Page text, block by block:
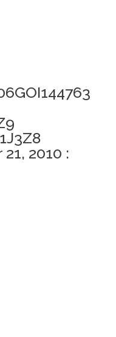
2010 :